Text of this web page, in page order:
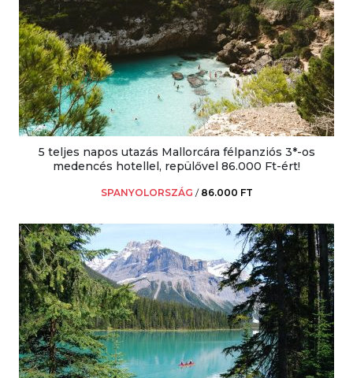
5 teljes napos utazás Mallorcára félpanziós 3*-os
medencés hotellel, repülővel 86.000 Ft-ért!
SPANYOLORSZÁG / 86.000 FT